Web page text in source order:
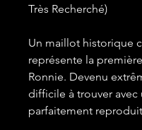
Très Recherché)
Un maillot historique
représente la
Ronnie. Devenu
difficile à trouver avec
parfaitement